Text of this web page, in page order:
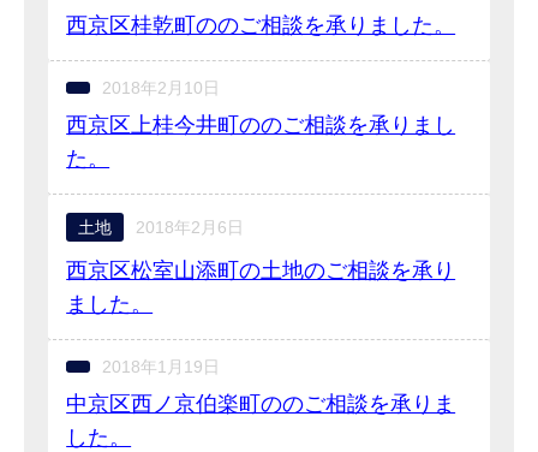
西京区桂乾町ののご相談を承りました。
2018年2月10日
西京区上桂今井町ののご相談を承りまし
た。
土地 2018年2月6日
西京区松室山添町の土地のご相談を承り
ました。
2018年1月19日
中京区西ノ京伯楽町ののご相談を承りま
した。